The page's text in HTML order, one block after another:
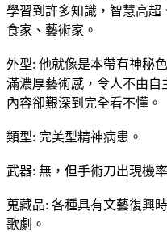
學習到許多知識，智慧高
食家、藝術家。
外型: 他就像是本帶有神秘
滿濃厚藝術感，令人不由自
內容卻艱深到完全看不懂。
類型: 完美型精神病患。
武器: 無，但手術刀出現機率
蒐藏品: 各種具有文藝復興
歌劇。